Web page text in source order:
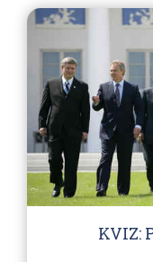
KVIZ: